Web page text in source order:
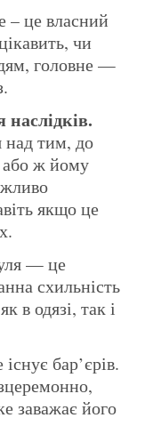
– це власний
чи
головне —
наслідків.
над тим, до
або ж йому
якщо це
— це
схильність
в одязі, так і
бар’єрів.
заважає його